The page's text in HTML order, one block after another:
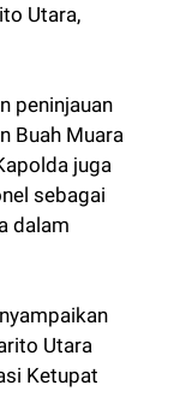
Utara,
peninjauan
Buah Muara
juga
sebagai
dalam
Utara
Ketupat